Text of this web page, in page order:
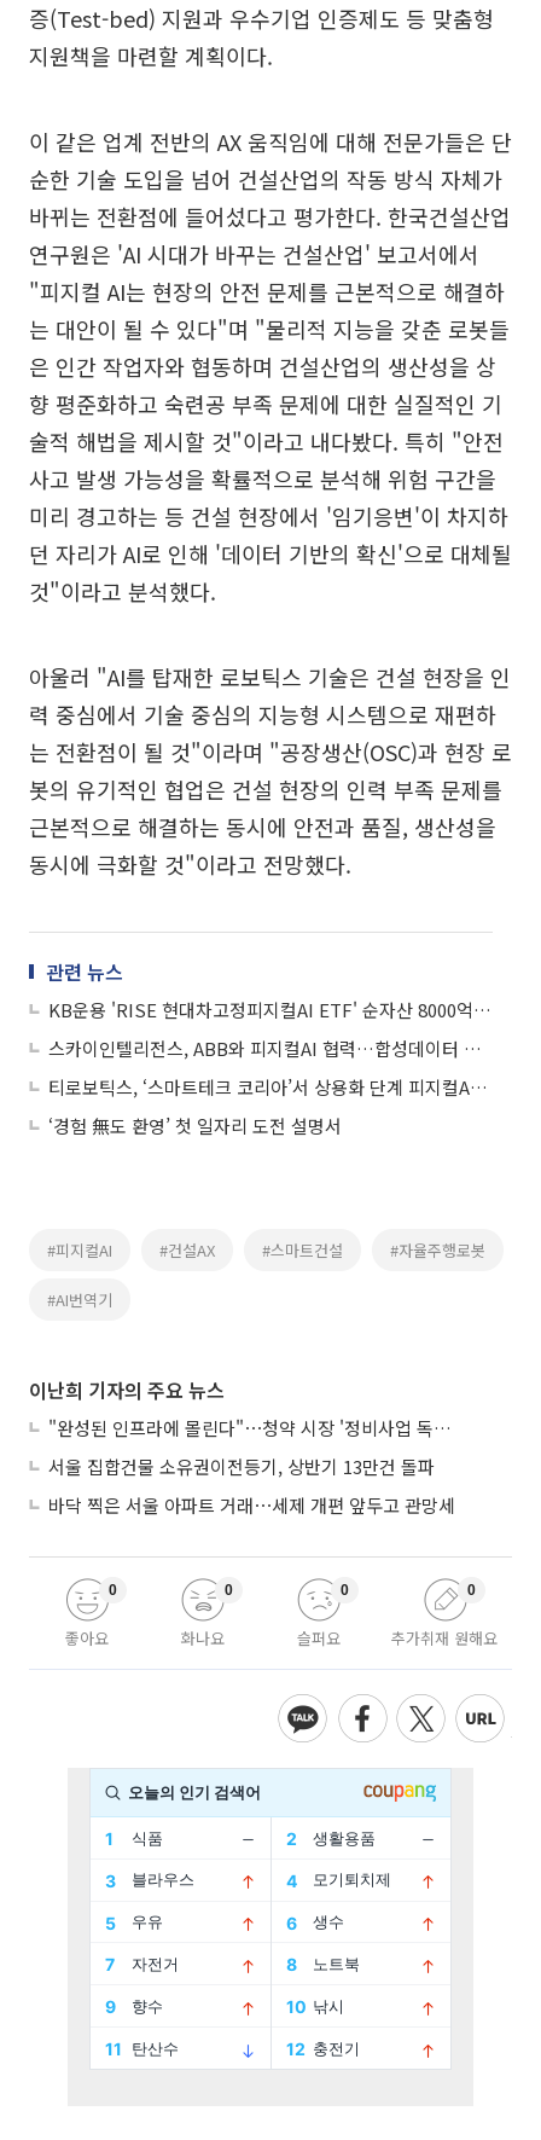
증(Test-bed) 지원과 우수기업 인증제도 등 맞춤형
지원책을 마련할 계획이다.
이 같은 업계 전반의 AX 움직임에 대해 전문가들은 단
순한 기술 도입을 넘어 건설산업의 작동 방식 자체가
바뀌는 전환점에 들어섰다고 평가한다. 한국건설산업
연구원은 'AI 시대가 바꾸는 건설산업' 보고서에서
"피지컬 AI는 현장의 안전 문제를 근본적으로 해결하
는 대안이 될 수 있다"며 "물리적 지능을 갖춘 로봇들
은 인간 작업자와 협동하며 건설산업의 생산성을 상
향 평준화하고 숙련공 부족 문제에 대한 실질적인 기
술적 해법을 제시할 것"이라고 내다봤다. 특히 "안전
사고 발생 가능성을 확률적으로 분석해 위험 구간을
미리 경고하는 등 건설 현장에서 '임기응변'이 차지하
던 자리가 AI로 인해 '데이터 기반의 확신'으로 대체될
것"이라고 분석했다.
아울러 "AI를 탑재한 로보틱스 기술은 건설 현장을 인
력 중심에서 기술 중심의 지능형 시스템으로 재편하
는 전환점이 될 것"이라며 "공장생산(OSC)과 현장 로
봇의 유기적인 협업은 건설 현장의 인력 부족 문제를
근본적으로 해결하는 동시에 안전과 품질, 생산성을
동시에 극화할 것"이라고 전망했다.
관련 뉴스
KB운용 'RISE 현대차고정피지컬AI ETF' 순자산 8000억 돌파
스카이인텔리전스, ABB와 피지컬AI 협력…합성데이터 글로벌 진출 본격화
티로보틱스, ‘스마트테크 코리아’서 상용화 단계 피지컬AI 공개
‘경험 無도 환영’ 첫 일자리 도전 설명서
#피지컬AI #건설AX #스마트건설 #자율주행로봇
#AI번역기
이난희 기자의 주요 뉴스
"완성된 인프라에 몰린다"⋯청약 시장 '정비사업 독주' 42배 격차
서울 집합건물 소유권이전등기, 상반기 13만건 돌파
바닥 찍은 서울 아파트 거래⋯세제 개편 앞두고 관망세
좋아요
0
화나요
0
슬퍼요
0
추가취재 원해요
0